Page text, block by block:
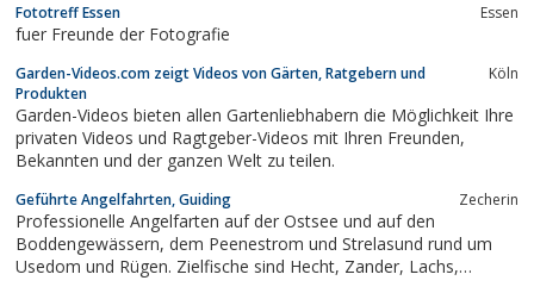
erläutern!Geschenke aus liebevoll handgearbeitetem Filz
Fototreff Essen Essen
fuer Freunde der Fotografie
Garden-Videos.com zeigt Videos von Gärten, Ratgebern und
Produkten
Köln
Garden-Videos bieten allen Gartenliebhabern die Möglichkeit Ihre
privaten Videos und Ragtgeber-Videos mit Ihren Freunden,
Bekannten und der ganzen Welt zu teilen.
Geführte Angelfahrten, Guiding Zecherin
Professionelle Angelfarten auf der Ostsee und auf den
Boddengewässern, dem Peenestrom und Strelasund rund um
Usedom und Rügen. Zielfische sind Hecht, Zander, Lachs,